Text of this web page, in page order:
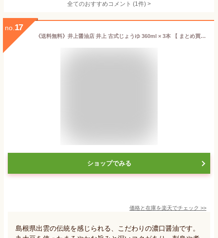
全てのおすすめコメント (1件) >
no. 17
《送料無料》井上醤油店 井上 古式じょうゆ 360ml × 3本 【 まとめ買い 古式醤油 こいくち しょうゆ 濃口醤油 濃口 丸大豆仕込 島根 出雲】
ショップでみる
価格と在庫を楽天でチェック >>
島根県出雲の伝統を感じられる、こだわりの濃口醤油です。